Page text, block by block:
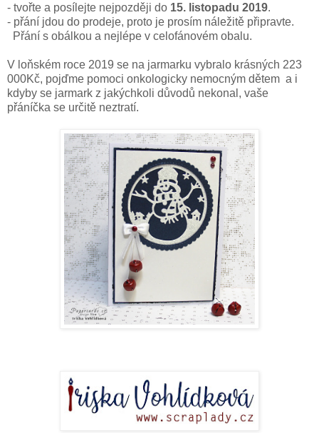
- tvořte a posílejte nejpozději do 15. listopadu 2019.
- přání jdou do prodeje, proto je prosím náležitě připravte.
Přání s obálkou a nejlépe v celofánovém obalu.
V loňském roce 2019 se na jarmarku vybralo krásných 223
000Kč, pojďme pomoci onkologicky nemocným dětem a i
kdyby se jarmark z jakýchkoli důvodů nekonal, vaše
přáníčka se určitě neztratí.